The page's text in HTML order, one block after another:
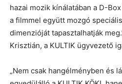
hazai mozik kínálatában a D-
a filmmel együtt mozgó
dimenzióját tapasztalhatják
Krisztián, a KULTIK ügyvezető
„Nem csak hangélményben és